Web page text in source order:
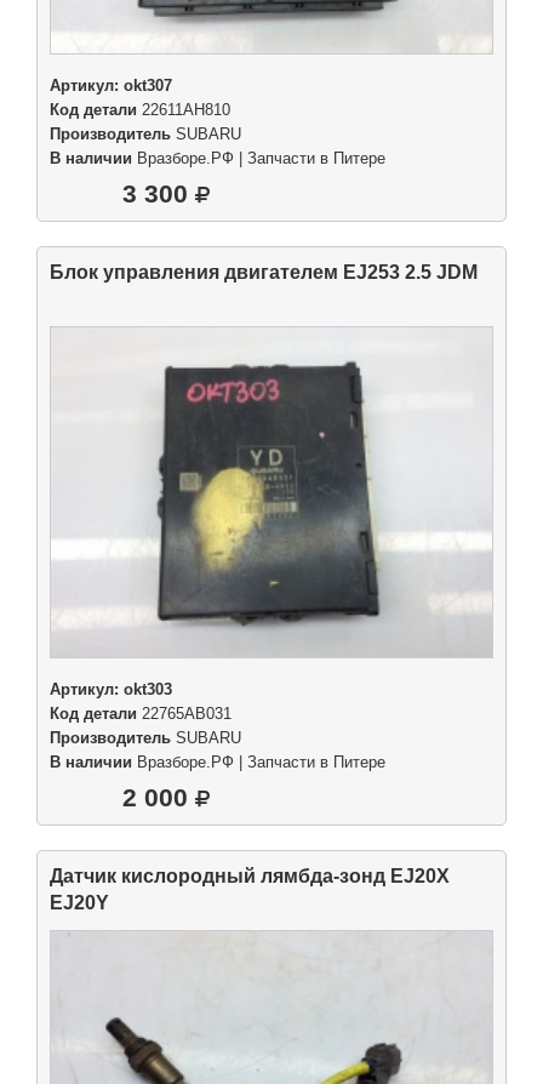
Артикул: okt307
Код детали 22611AH810
Производитель SUBARU
В наличии Вразборе.РФ | Запчасти в Питере
3 300
Блок управления двигателем EJ253 2.5 JDM
Артикул: okt303
Код детали 22765AB031
Производитель SUBARU
В наличии Вразборе.РФ | Запчасти в Питере
2 000
Датчик кислородный лямбда-зонд EJ20X
EJ20Y